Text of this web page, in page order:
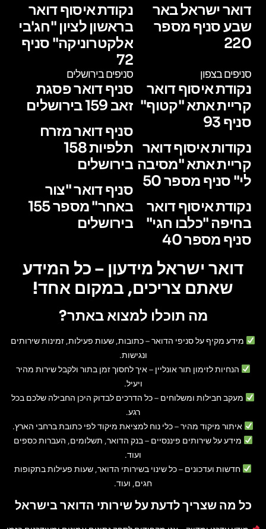
דואר ישראל באר
שבע סניף מספר
220
נקודת איסוף דואר
בראשון לציון "חג'בי
אלקטרוניקה" סניף
72
סניפים בצפון
נקודת איסוף דואר
קריית אתא "קטוף"
סניף 93
נקודות איסוף דואר
קריית אתא "מסיבה
לי" סניף מספר 50
נקודת איסוף דואר
בחיפה "כלבו חגי"
סניף מספר 40
סניפים בירושלים
סניף דואר פסגת
זאב 159 בירושלים
סניף דואר מזרח
תלפיות 158
בירושלים
סניף דואר "צור
באחר" מספר 155
בירושלים
דואר ישראל מידעון – כל המידע
שאתם צריכים, במקום אחד!
מה תוכלו למצוא באתר?
מידע מקיף על סניפי הדואר– כתובות, שעות פעילות, זמינות שירותים
ונגישות.
הנחיות לזימון תור אונליין – איך לחסוך זמן בתור ולקבל שירות מהיר
ויעיל.
מעקב חבילות ומשלוחים – כל הדרכים לבדוק היכן החבילה שלכם בכל
רגע.
איתור מיקוד מהיר– כלי נוח למציאת מיקוד לפי כתובת ברחבי הארץ.
מידע על שירותים פיננסיים – בנק הדואר, תשלומים, העברות כספים
ועוד.
חדשות ועדכונים – כל שינוי בשירותי הדואר, שעות פעילות בתקופות
חגים, ועוד.
כל מה שצריך לדעת על שירותי הדואר בישראל